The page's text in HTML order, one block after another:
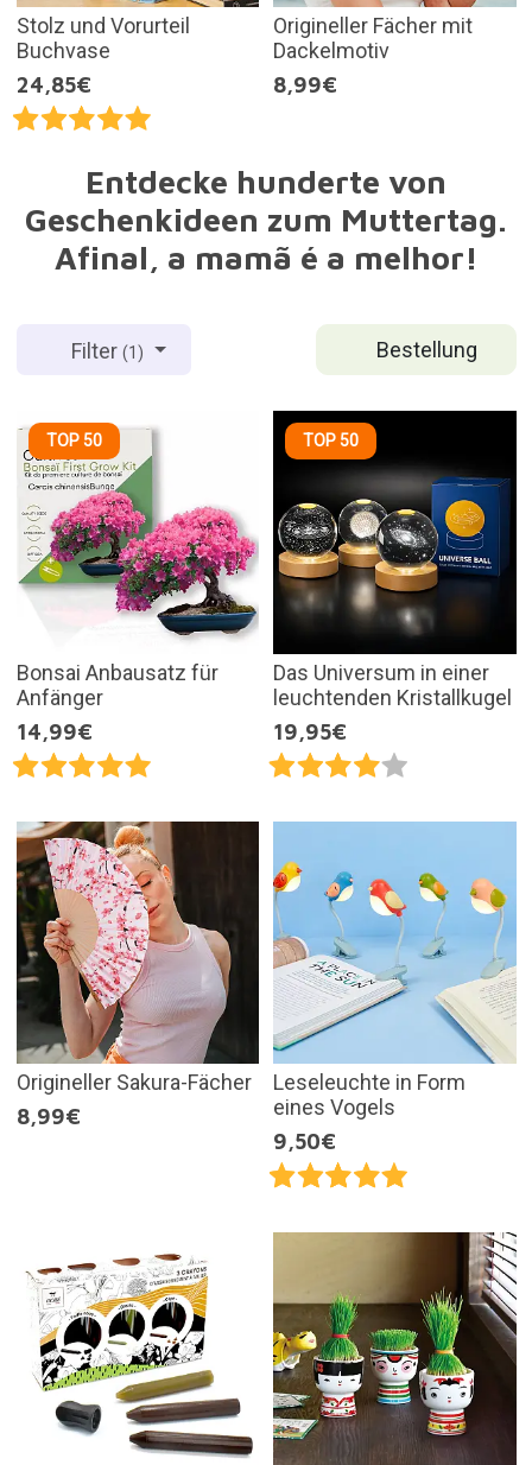
Stolz und Vorurteil
Buchvase
24,85€
Origineller Fächer mit
Dackelmotiv
8,99€
Entdecke hunderte von
Geschenkideen zum Muttertag.
Afinal, a mamã é a melhor!
Bestellung
Filter(1)
TOP 50
Bonsai Anbausatz für
Anfänger
14,99€
TOP 50
Das Universum in einer
leuchtenden Kristallkugel
19,95€
Origineller Sakura-Fächer
8,99€
Leseleuchte in Form
eines Vogels
9,50€